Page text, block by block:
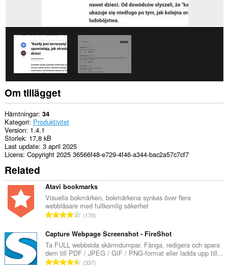
Om tillägget
Hämtningar 34
Kategori Produktivitet
Version 1.4.1
Storlek 17,8 kB
Last update 3 april 2025
Licens Copyright 2025 36566f48-e729-4f46-a344-bac2a57c7cf7
Related
Atavi bookmarks
Visuella bokmärken, bokmärkena synkas över flera
webbläsare med fullkomlig säkerhet
T
t
a
l
t
170
Capture Webpage Screenshot - FireShot
Ta FULL webbsida skärmdumpar. Fånga, redigera och spara
dem till PDF / JPEG / GIF / PNG-format eller ladda upp till...
T337